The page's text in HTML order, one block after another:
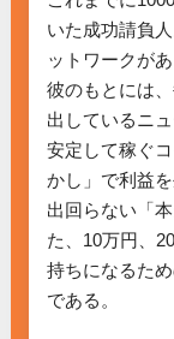
いた成功請負
ットワークが
彼のもとには
出しているニ
安定して稼ぐ
かし」で利益
出回らない「
た、10万円、
持ちになるた
である。